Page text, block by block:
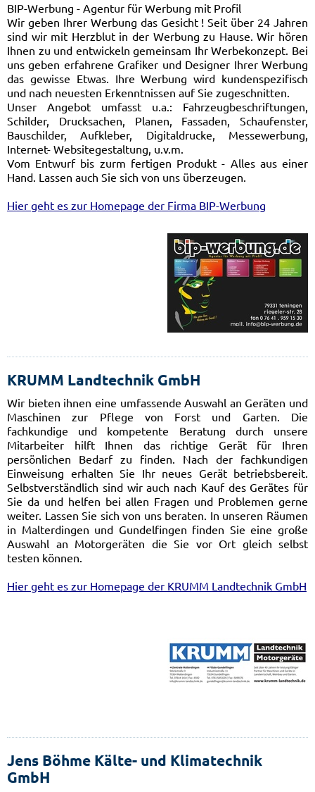
BIP-Werbung - Agentur für Werbung mit Profil
Wir geben Ihrer Werbung das Gesicht ! Seit über 24 Jahren
sind wir mit Herzblut in der Werbung zu Hause. Wir hören
Ihnen zu und entwickeln gemeinsam Ihr Werbekonzept. Bei
uns geben erfahrene Grafiker und Designer Ihrer Werbung
das gewisse Etwas. Ihre Werbung wird kundenspezifisch
und nach neuesten Erkenntnissen auf Sie zugeschnitten.
Unser Angebot umfasst u.a.: Fahrzeugbeschriftungen,
Schilder, Drucksachen, Planen, Fassaden, Schaufenster,
Bauschilder, Aufkleber, Digitaldrucke, Messewerbung,
Internet- Websitegestaltung, u.v.m.
Vom Entwurf bis zurm fertigen Produkt - Alles aus einer
Hand. Lassen auch Sie sich von uns überzeugen.
Hier geht es zur Homepage der Firma BIP-Werbung
KRUMM Landtechnik GmbH
Wir bieten ihnen eine umfassende Auswahl an Geräten und
Maschinen zur Pflege von Forst und Garten. Die
fachkundige und kompetente Beratung durch unsere
Mitarbeiter hilft Ihnen das richtige Gerät für Ihren
persönlichen Bedarf zu finden. Nach der fachkundigen
Einweisung erhalten Sie Ihr neues Gerät betriebsbereit.
Selbstverständlich sind wir auch nach Kauf des Gerätes für
Sie da und helfen bei allen Fragen und Problemen gerne
weiter. Lassen Sie sich von uns beraten. In unseren Räumen
in Malterdingen und Gundelfingen finden Sie eine große
Auswahl an Motorgeräten die Sie vor Ort gleich selbst
testen können.
Hier geht es zur Homepage der KRUMM Landtechnik GmbH
Jens Böhme Kälte- und Klimatechnik
GmbH